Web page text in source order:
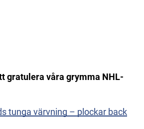
gratulera våra grymma NHL-
tunga värvning – plockar back